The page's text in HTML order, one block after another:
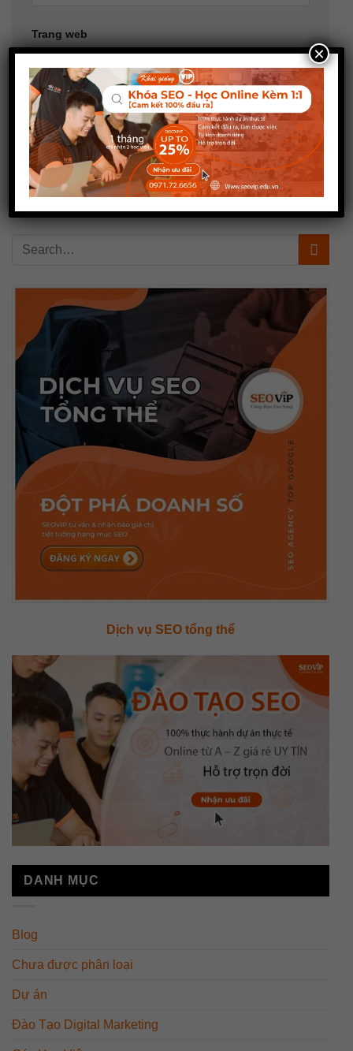
Trang web
Lưu tên của tôi, email, và trang web trong trình
duyệt này cho lần bình luận kế tiếp của tôi.
Dịch vụ SEO tổng thể
DANH MỤC
Blog
Chưa được phân loại
Dự án
Đào Tạo Digital Marketing
×